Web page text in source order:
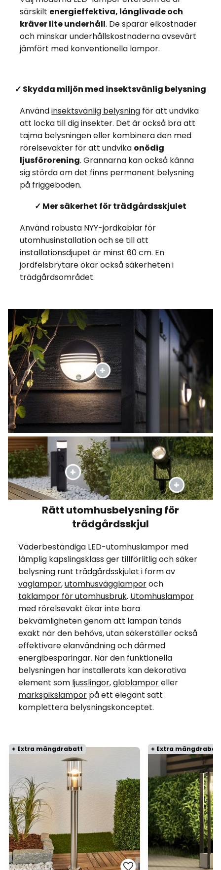
särskilt energieffektiva, långlivade och
kräver lite underhåll. De sparar elkostnader
och minskar underhållskostnaderna avsevärt
jämfört med konventionella lampor.
✓ Skydda miljön med insektsvänlig belysning
Användinsektsvänlig belysning för att undvika
att locka till dig insekter. Det är också bra att
tajma belysningen eller kombinera den med
rörelsevakter för att undvika onödig
ljusförorening. Grannarna kan också känna
sig störda om det finns permanent belysning
på friggeboden.
✓ Mer säkerhet för trädgårdsskjulet
Använd robusta NYY-jordkablar för
utomhusinstallation och se till att
installationsdjupet är minst 60 cm. En
jordfelsbrytare ökar också säkerheten i
trädgårdsområdet.
Rätt utomhusbelysning för
trädgårdsskjul
Väderbeständiga LED-utomhuslampor med
lämplig kapslingsklass ger tillförlitlig och säker
belysning runt trädgårdsskjulet i form av
väglampor,utomhusvägglamporoch
taklampor för utomhusbruk. Utomhuslampor
med rörelsevakt ökar inte bara
bekvämligheten genom att lampan tänds
exakt när den behövs, utan säkerställer också
effektivare elanvändning och därmed
energibesparingar. När den funktionella
belysningen har installerats kan dekorativa
element som ljusslingor,globlamporeller
markspikslamporpå ett elegant sätt
komplettera belysningskonceptet.
+ Extra mängdrabatt + Extra